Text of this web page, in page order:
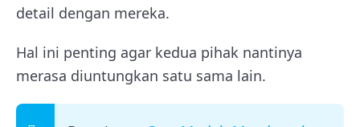
detail dengan mereka.
Hal ini penting agar kedua pihak nantinya
merasa diuntungkan satu sama lain.